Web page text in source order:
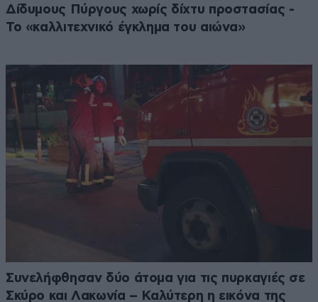
Δίδυμους Πύργους χωρίς δίχτυ προστασίας -
Το «καλλιτεχνικό έγκλημα του αιώνα»
Συνελήφθησαν δύο άτομα για τις πυρκαγιές σε
Σκύρο και Λακωνία – Καλύτερη η εικόνα της